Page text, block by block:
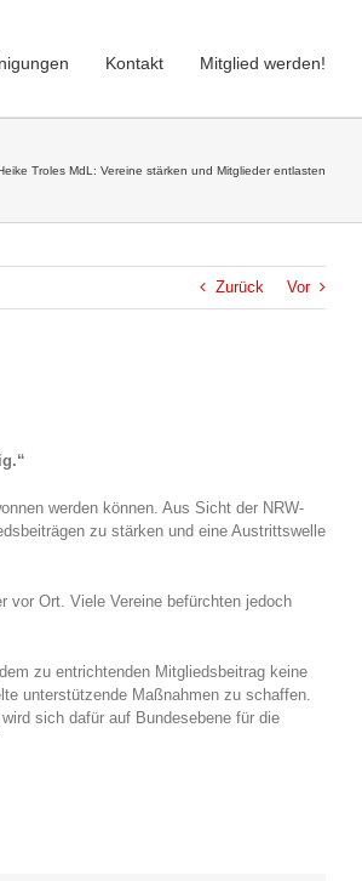
Kontakt Mitglied werden!
Troles MdL: Vereine stärken und Mitglieder entlasten
Zurück Vor
werden können. Aus Sicht der NRW-
zu stärken und eine Austrittswelle
vor Ort. Viele Vereine befürchten jedoch
zu entrichtenden Mitgliedsbeitrag keine
unterstützende Maßnahmen zu schaffen.
sich dafür auf Bundesebene für die